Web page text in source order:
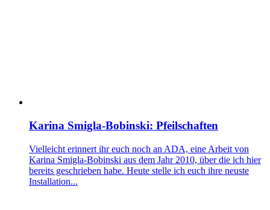
Karina Smigla-Bobinski: Pfeilschaften
Vielleicht erinnert ihr euch noch an ADA, eine Arbeit von
Karina Smigla-Bobinski aus dem Jahr 2010, über die ich hier
bereits geschrieben habe. Heute stelle ich euch ihre neuste
Installation...